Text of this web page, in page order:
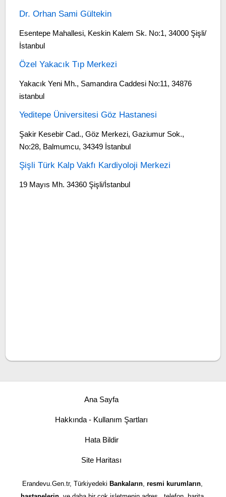
Dr. Orhan Sami Gültekin
Esentepe Mahallesi, Keskin Kalem Sk. No:1, 34000 Şişli/
İstanbul
Özel Yakacık Tıp Merkezi
Yakacık Yeni Mh., Samandıra Caddesi No:11, 34876
istanbul
Yeditepe Üniversitesi Göz Hastanesi
Şakir Kesebir Cad., Göz Merkezi, Gaziumur Sok.,
No:28, Balmumcu, 34349 İstanbul
Şişli Türk Kalp Vakfı Kardiyoloji Merkezi
19 Mayıs Mh. 34360 Şişli/İstanbul
Ana Sayfa
Hakkında - Kullanım Şartları
Hata Bildir
Site Haritası
Erandevu.Gen.tr, Türkiyedeki Bankaların, resmi kurumların,